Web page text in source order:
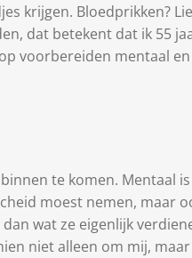
krijgen. Bloedprikken?
dat betekent dat ik 55
voorbereiden mentaal
te komen. Mentaal
moest nemen, maar
wat ze eigenlijk
niet alleen om mij,